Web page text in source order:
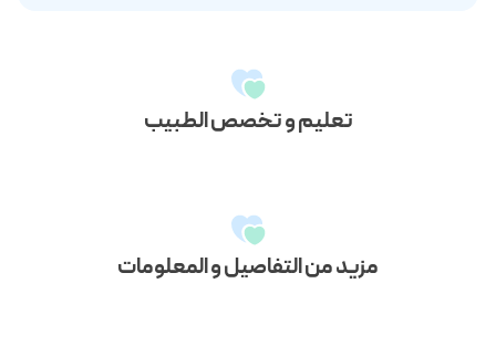
تعليم و تخصص الطبيب
مزيد من التفاصيل و المعلومات